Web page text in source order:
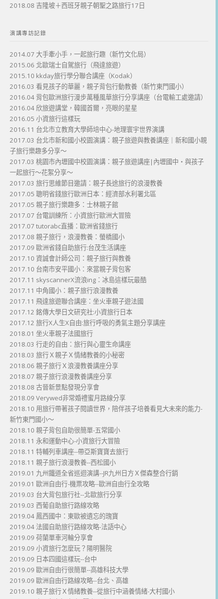
2018.08 吉隆坡＋西班牙親子朝聖之路旅行17日
演講專訪記錄
2014.07 大手牽小手，一起旅行趣（新竹文化局）
2015.06 北歐瑞士自駕旅行（飛達旅遊）
2015.10 kkday旅行學分聯合講座（Kodak）
2016.03 看見孩子的華麗，親子背包行動教養（新竹東門國小）
2016.04 背包歐洲旅行漫步萬種風華旅行分享講座（台電輸工處邀請）
2016.04 欣旅遊講堂，韓國首爾，亮眼的星星
2016.05 小資旅行這樣玩
2016.11 台北市立教育大學師培中心-地理寰宇世界演講
2017.03 台北市新和國小校園演講：親子旅遊與教養講座｜新和國小親
子旅行樂趣多分享～
2017.03 桃園市內壢國中校園演講：親子旅遊講座|內壢國中・與孩子
一起旅行～花絮分享～
2017.03 旅行思維節目邀請：親子長途旅行的浪漫教養
2017.05 聰明省錢旅行歐洲日本：經濟部水利署北區
2017.05 親子旅行樂趣多：士林親子館
2017.07 台電訓練所：小資旅行歐洲大冒險
2017.07 tutorabc直播：歐洲省錢旅行
2017.08 親子旅行，浪漫教養：螢橋國小
2017.09 歐洲省錢自助旅行:台茂生活講座
2017.10 資誠會計師公司：親子旅行與教養
2017.10 台南市安平國小：來當親子背包客
2017.11 skyscannerX流浪ing：冰島這樣玩最酷
2017.11 中角國小：親子旅行浪漫教養
2017.11 飛達旅遊聯合講座：坐火車親子遊法國
2017.12 銘傳大學日文研究社:小資旅行日本
2017.12 旅行X人生X自由:旅行呼吸的勇氣主題分享講座
2018.01 坐火車親子法國旅行
2018.03 行走的自由：旅行與心靈生命講座
2018.03 旅行Ｘ親子Ｘ情緒教養的小秘密
2018.06 親子旅行Ｘ浪漫教養講座分享
2018.07 親子旅行浪漫教養講座分享
2018.08 古晉新景點發現分享會
2018.09 Verywed非常婚禮蜜月路線分享
2018.10 用旅行帶著孩子閱讀世界，陪伴孩子培養看見大未來的能力-
新竹東門國小～
2018.10 親子背包自助很簡單-五常國小
2018.11 永和運動中心-小資旅行大冒險
2018.11 特輔列車講座--帶亞斯寶寶去旅行
2018.11 親子旅行浪漫教養--西松國小
2019.01 九州鐵道全省巡迴演講--JR九州日方Ｘ傑森整合行銷
2019.01 歐洲自由行-機票攻略--歐洲自由行全攻略
2019.03 台大背包旅行社--北歐旅行分享
2019.03 西葡自助旅行路線攻略
2019.04 鳳西國中：東歐被遺忘的瑰寶
2019.04 法國自助旅行路線攻略-法語中心
2019.09 荷蘭單車河輪分享會
2019.09 小資旅行怎麼玩？陽明醫院
2019.09 日本四國這樣玩--台中
2019.09 歐洲自由行很簡單--高雄科技大學
2019.09 歐洲自由行路線攻略--台北、高雄
2019.10 親子旅行Ｘ情緒教養--從旅行中涵養情緒-大村國小